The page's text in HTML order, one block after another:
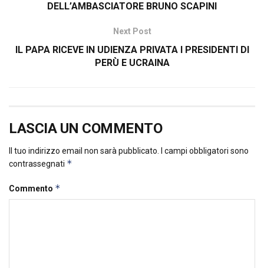
DELL’AMBASCIATORE BRUNO SCAPINI
Next Post
IL PAPA RICEVE IN UDIENZA PRIVATA I PRESIDENTI DI
PERÙ E UCRAINA
LASCIA UN COMMENTO
Il tuo indirizzo email non sarà pubblicato.
I campi obbligatori sono
contrassegnati *
Commento *